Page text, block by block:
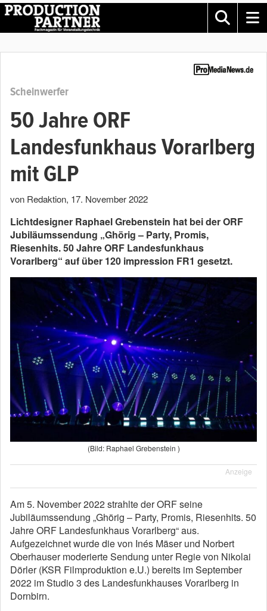
Scheinwerfer
50 Jahre ORF
Landesfunkhaus Vorarlberg
mit GLP
von Redaktion, 17. November 2022
Lichtdesigner Raphael Grebenstein hat bei der ORF
Jubiläumssendung „Ghörig – Party, Promis,
Riesenhits. 50 Jahre ORF Landesfunkhaus
Vorarlberg“ auf über 120 impression FR1 gesetzt.
(Bild: Raphael Grebenstein )
Anzeige
Am 5. November 2022 strahlte der ORF seine
Jubiläumssendung „Ghörig – Party, Promis, Riesenhits. 50
Jahre ORF Landesfunkhaus Vorarlberg“ aus.
Aufgezeichnet wurde die von Inés Mäser und Norbert
Oberhauser moderierte Sendung unter Regie von Nikolai
Dörler (KSR Filmproduktion e.U.) bereits im September
2022 im Studio 3 des Landesfunkhauses Vorarlberg in
Dornbirn.